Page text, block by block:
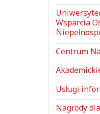
Wsparcia
Centrum
Usługi
Nagrody